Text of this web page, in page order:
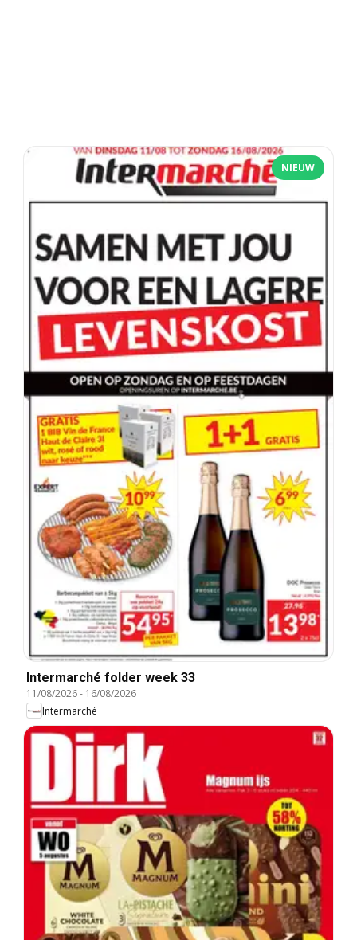
NIEUW
Intermarché folder week 33
11/08/2026- 16/08/2026
Intermarché